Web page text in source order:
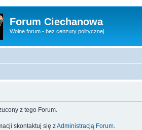
Forum Ciechanowa
Wolne forum - bez cenzury politycznej
z tego Forum.
skontaktuj się zAdministracją Forum